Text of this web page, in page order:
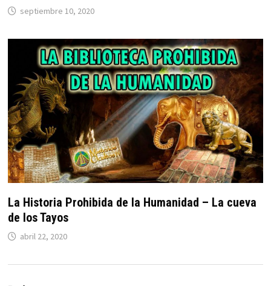
septiembre 10, 2020
La Historia Prohibida de la Humanidad – La cueva
de los Tayos
abril 22, 2020